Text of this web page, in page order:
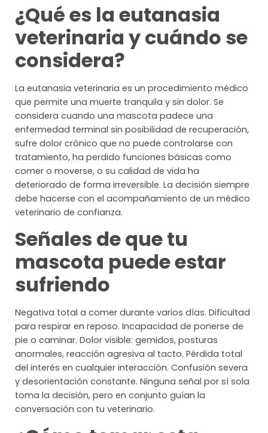
¿Qué es la eutanasia
veterinaria y cuándo se
considera?
La eutanasia veterinaria es un procedimiento médico
que permite una muerte tranquila y sin dolor. Se
considera cuando una mascota padece una
enfermedad terminal sin posibilidad de recuperación,
sufre dolor crónico que no puede controlarse con
tratamiento, ha perdido funciones básicas como
comer o moverse, o su calidad de vida ha
deteriorado de forma irreversible. La decisión siempre
debe hacerse con el acompañamiento de un médico
veterinario de confianza.
Señales de que tu
mascota puede estar
sufriendo
Negativa total a comer durante varios días. Dificultad
para respirar en reposo. Incapacidad de ponerse de
pie o caminar. Dolor visible: gemidos, posturas
anormales, reacción agresiva al tacto. Pérdida total
del interés en cualquier interacción. Confusión severa
y desorientación constante. Ninguna señal por sí sola
toma la decisión, pero en conjunto guían la
conversación con tu veterinario.